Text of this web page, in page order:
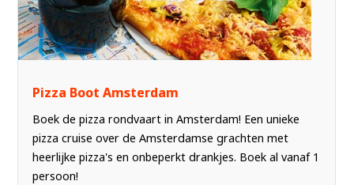
Pizza Boot Amsterdam
Boek de pizza rondvaart in Amsterdam! Een unieke
pizza cruise over de Amsterdamse grachten met
heerlijke pizza's en onbeperkt drankjes. Boek al vanaf 1
persoon!